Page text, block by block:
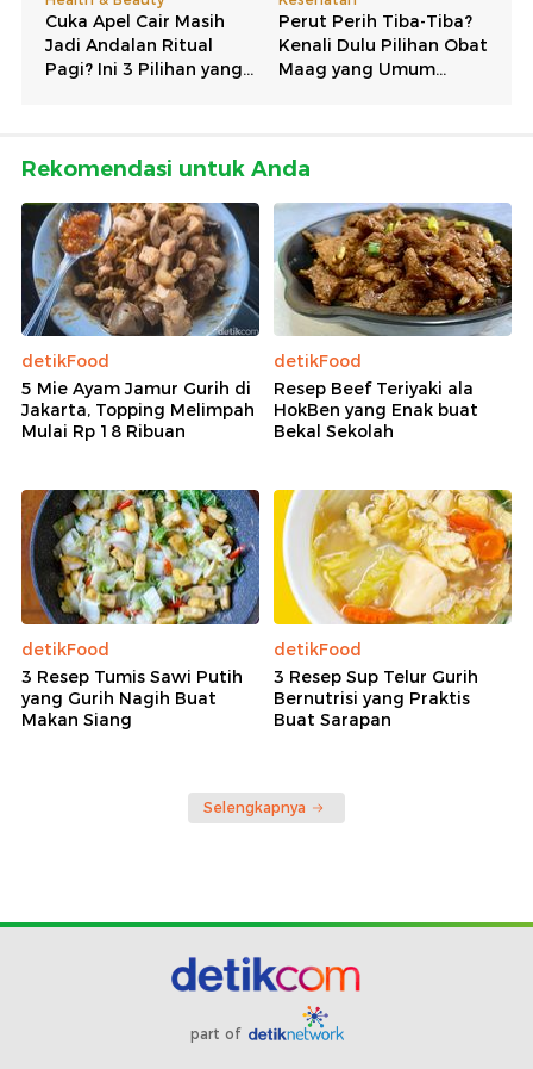
Rekomendasi untuk Anda
detikFood
5 Mie Ayam Jamur Gurih di
Jakarta, Topping Melimpah
Mulai Rp 18 Ribuan
detikFood
Resep Beef Teriyaki ala
HokBen yang Enak buat
Bekal Sekolah
detikFood
3 Resep Tumis Sawi Putih
yang Gurih Nagih Buat
Makan Siang
detikFood
3 Resep Sup Telur Gurih
Bernutrisi yang Praktis
Buat Sarapan
Selengkapnya
part of